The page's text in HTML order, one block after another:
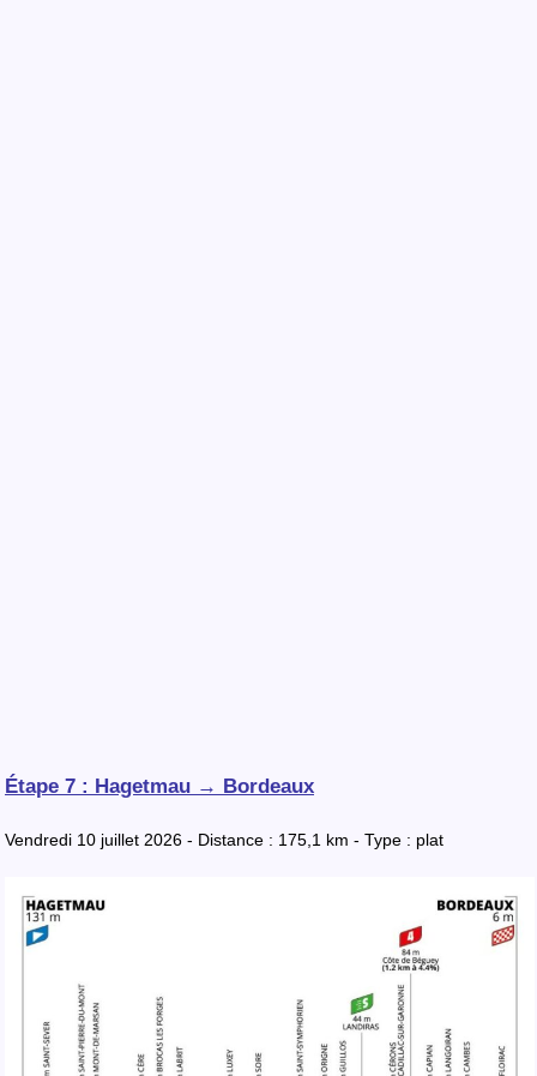
Étape 7 : Hagetmau → Bordeaux
Vendredi 10 juillet 2026 - Distance : 175,1 km - Type : plat